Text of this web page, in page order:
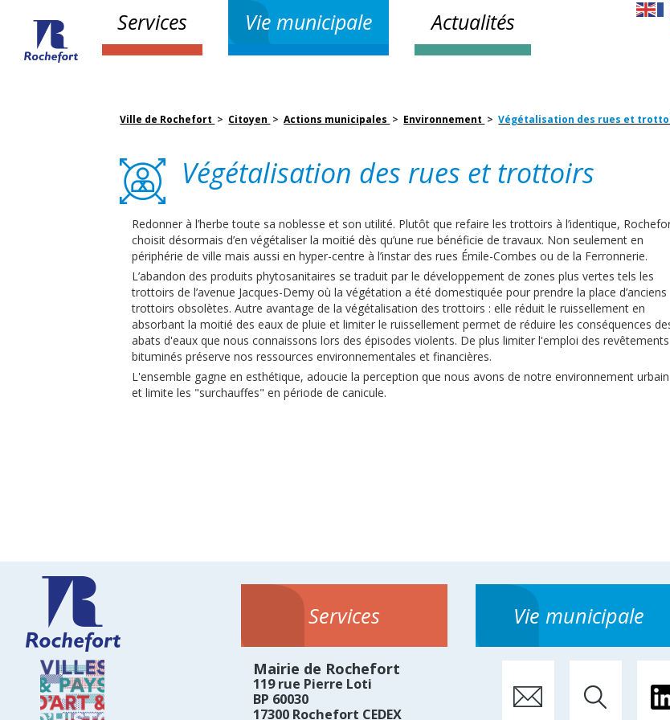
Services Vie municipale Actualités
Ville de Rochefort > Citoyen >Actions municipales > Environnement >Végétalisation des rues et
Végétalisation des rues et trottoirs
Redonner à l’herbe toute sa noblesse et son utilité. Plutôt que refaire les trottoirs à l’identique,
choisit désormais d’en végétaliser la moitié dès qu’une rue bénéficie de travaux. Non seulement en
périphérie de ville mais aussi en hyper-centre à l’instar des rues Émile-Combes ou de la Ferronnerie.
L’abandon des produits phytosanitaires se traduit par le développement de zones plus vertes tels les
trottoirs de l’avenue Jacques-Demy où la végétation a été domestiquée pour prendre la place d’anciens
trottoirs obsolètes. Autre avantage de la végétalisation des trottoirs : elle réduit le ruissellement en
absorbant la moitié des eaux de pluie et limiter le ruissellement permet de réduire les conséquences
abats d'eaux que nous connaissons lors des épisodes violents. De plus limiter l'emploi des revêtements
bituminés préserve nos ressources environnementales et financières.
L'ensemble gagne en esthétique, adoucie la perception que nous avons de notre environnement urbain
et limite les "surchauffes" en période de canicule.
Services Vie municipale
Mairie de Rochefort
119 rue Pierre Loti
BP 60030
17300 Rochefort CEDEX